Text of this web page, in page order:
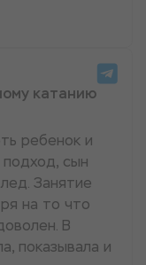
катанию
ребенок и
подход, сын
Занятие
на то что
В
показывала и